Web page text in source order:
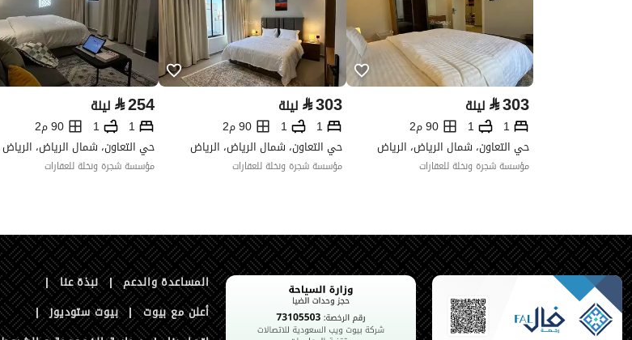
⃁303 ليلة
1
1
90 م2
حي التعاون، شمال الرياض، الرياض
مؤسسة شجرة ونخلة للعقارات
⃁303 ليلة
1
1
90 م2
حي التعاون، شمال الرياض، الرياض
مؤسسة شجرة ونخلة للعقارات
⃁254 ليلة
1
1
90 م2
حي التعاون، شمال الرياض، الرياض
مؤسسة شجرة ونخلة للعقارات
المساعدة والدعم | نبذة عنا |
أعلن مع بيوت | بيوت ستوديوز |